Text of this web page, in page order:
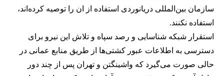
سازمان بین‌المللی دریانوردی استفاده از ان را توصیه کرده‌اند،
استفاده نکنند.
استقرار شبکه شناسایی و رصد سپاه و تلاش این نیرو برای
دسترسی به اطلاعات عبور کشتی‌ها از طریق منابع عمانی در
حالی صورت می‌گیرد که واشینگتن و تهران پس از چند دور